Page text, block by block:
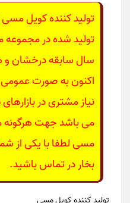
تولید کننده کویل
اکنون به صورت
نیاز مشتری در
می باشد جهت هرگونه
مسی لطفا با یکی از
بخار در تماس باشید.